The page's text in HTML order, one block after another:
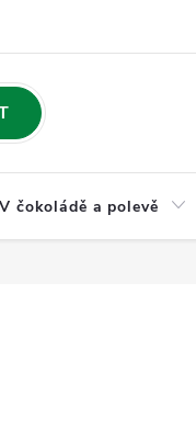
V čokoládě a polevě